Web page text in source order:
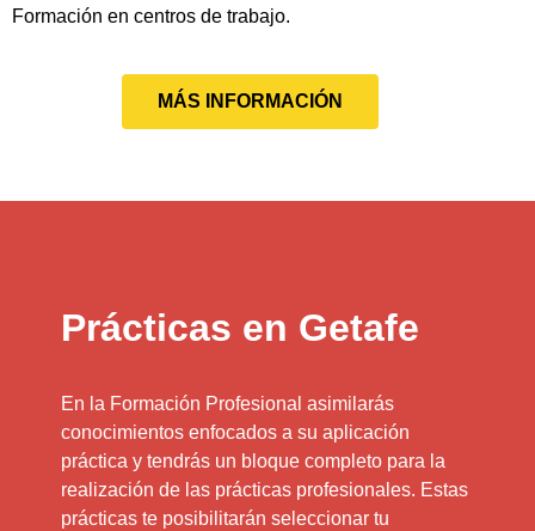
Formación en centros de trabajo.
MÁS INFORMACIÓN
Prácticas en Getafe
En la Formación Profesional asimilarás
conocimientos enfocados a su aplicación
práctica y tendrás un bloque completo para la
realización de las prácticas profesionales. Estas
prácticas te posibilitarán seleccionar tu